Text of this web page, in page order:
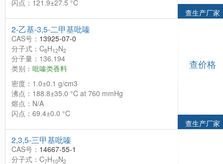
闪点：121.9±27.5 °C
查生产厂家
2-乙基-3,5-二甲基吡嗪
CAS号： 13925-07-0
分子式：C8H12N2
分子量：136.194
类别： 吡嗪类香料
密度：1.0±0.1 g/cm3
沸点：188.8±35.0 °C at 760 mmHg
熔点：N/A
闪点：69.4±0.0 °C
查价格
查生产厂家
2,3,5-三甲基吡嗪
CAS号： 14667-55-1
分子式：C7H10N2